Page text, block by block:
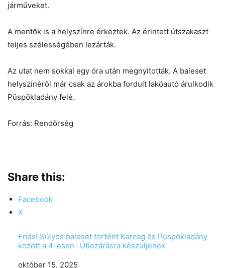
járműveket.
A mentők is a helyszínre érkeztek. Az érintett útszakaszt
teljes szélességében lezárták.
Az utat nem sokkal egy óra után megnyitották. A baleset
helyszínéről már csak az árokba fordult lakóautó árulkodik
Püspökladány felé.
Forrás: Rendőrség
Share this:
Facebook
X
Friss! Súlyos baleset történt Karcag és Püspökladány
között a 4-esen- Útlezárásra készüljenek
Date
október 15, 2025